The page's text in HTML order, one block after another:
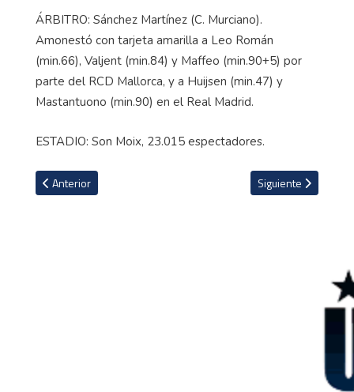
ÁRBITRO: Sánchez Martínez (C. Murciano).
Amonestó con tarjeta amarilla a Leo Román
(min.66), Valjent (min.84) y Maffeo (min.90+5) por
parte del RCD Mallorca, y a Huijsen (min.47) y
Mastantuono (min.90) en el Real Madrid.
ESTADIO: Son Moix, 23.015 espectadores.
Artículo anterior: Barcelona da gran paso rumbo al título con
Anterior Artículo siguiente:
Siguiente